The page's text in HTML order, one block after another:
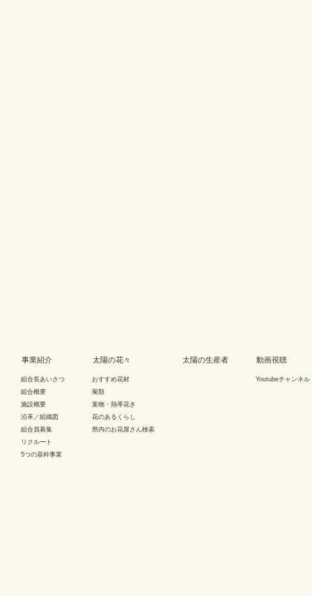
事業紹介
組合長あいさつ
組合概要
施設概要
沿革／組織図
組合員募集
リクルート
5つの基幹事業
太陽の花々
おすすめ花材
菊類
葉物・熱帯花き
花のあるくらし
県内のお花屋さん検索
太陽の生産者 動画視聴
Youtubeチャンネル